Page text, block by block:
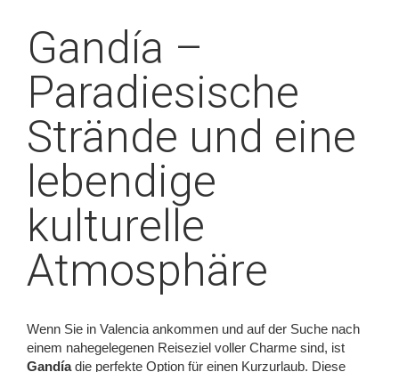
Gandía –
Paradiesische
Strände und eine
lebendige
kulturelle
Atmosphäre
Wenn Sie in Valencia ankommen und auf der Suche nach
einem nahegelegenen Reiseziel voller Charme sind, ist
Gandíadie perfekte Option für einen Kurzurlaub. Diese